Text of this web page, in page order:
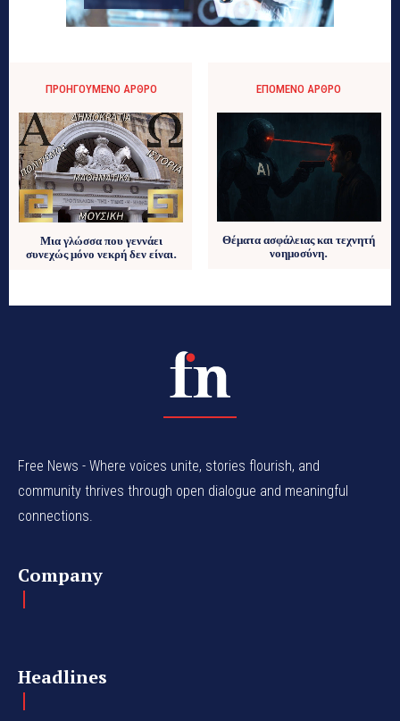
ΠΡΟΗΓΟΎΜΕΝΟ ΆΡΘΡΟ
Μια γλώσσα που γεννάει
συνεχώς μόνο νεκρή δεν είναι.
ΕΠΌΜΕΝΟ ΆΡΘΡΟ
Θέματα ασφάλειας και τεχνητή
νοημοσύνη.
Free News - Where voices unite, stories flourish, and
community thrives through open dialogue and meaningful
connections.
Company
Headlines